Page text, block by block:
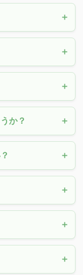
か？